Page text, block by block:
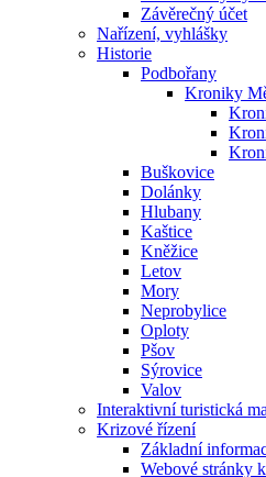
Závěrečný účet
Nařízení, vyhlášky
Historie
Podbořany
Kroniky
Buškovice
Dolánky
Hlubany
Kaštice
Kněžice
Letov
Mory
Neprobylice
Oploty
Pšov
Sýrovice
Valov
Interaktivní turistická
Krizové řízení
Základní
Webové stránky